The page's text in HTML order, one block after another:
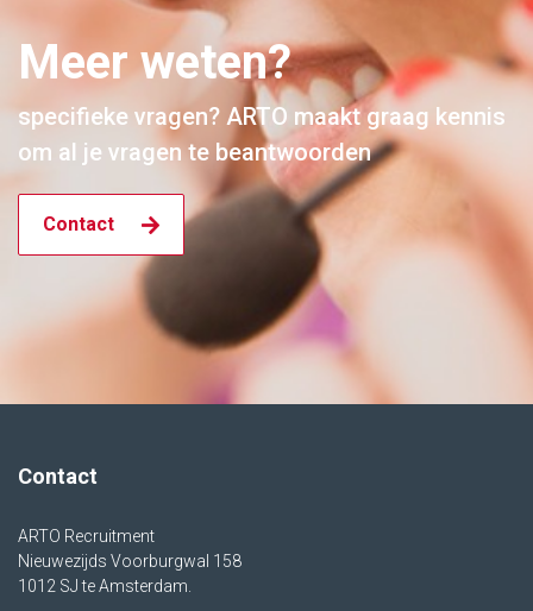
Meer weten?
specifieke vragen? ARTO maakt graag kennis
om al je vragen te beantwoorden
Contact
Contact
ARTO Recruitment
Nieuwezijds Voorburgwal 158
1012 SJ te Amsterdam.